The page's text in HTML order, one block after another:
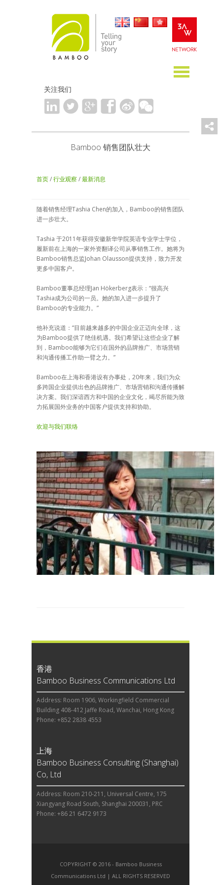
关注我们
Bamboo 销售团队壮大
首页/行业观察 /最新消息
随着销售经理Tashia Chen的加入，Bamboo的销售团队
进一步壮大。
Tashia 于2011年获得安徽新华学院英语专业学士学位，
履新前在上海的一家外资翻译公司从事销售工作。她将为
Bamboo销售总监Johan Olausson提供支持，致力开发
更多中国客户。
Bamboo董事总经理Jan Hökerberg表示：“很高兴
Tashia成为公司的一员。她的加入进一步提升了
Bamboo的专业能力。”
他补充说道：“目前越来越多的中国企业正迈向全球，这
为Bamboo提供了绝佳机遇。我们希望让这些企业了解
到，Bamboo能够为它们在国外的品牌推广、市场营销
和沟通传播工作助一臂之力。”
Bamboo在上海和香港设有办事处，20年来，我们为众
多跨国企业提供出色的品牌推广、市场营销和沟通传播解
决方案。我们深谙西方和中国的企业文化，竭尽所能为致
力拓展国外业务的中国客户提供支持和协助。
欢迎与我们联络
香港
Bamboo Business Communications Ltd
Address: Room 1906, Workingfield Commercial
Building 408-412 Jaffe Road, Wanchai, Hong Kong
Phone: +852 2838 4553
上海
Bamboo Business Consulting (Shanghai)
Co, Ltd
Address: Room 210-211, Universal Centre, 175
Xiangyang Road South, Shanghai 200031, PRC
Phone: +86 21 6472 9173
COPYRIGHT © 2016 - Bamboo Business
Communications Ltd | ALL RIGHTS RESERVED